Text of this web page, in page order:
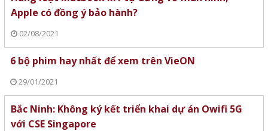
Apple có đồng ý bảo hành?
02/08/2021
6 bộ phim hay nhất để xem trên VieON
29/01/2021
Bắc Ninh: Không ký kết triển khai dự án Owifi 5G
với CSE Singapore